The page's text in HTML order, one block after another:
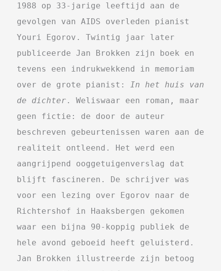
1988 op 33-jarige leeftijd aan de
gevolgen van AIDS overleden pianist
Youri Egorov. Twintig jaar later
publiceerde Jan Brokken zijn boek en
tevens een indrukwekkend in memoriam
over de grote pianist:
In het huis van
de dichter. Weliswaar een roman, maar
geen fictie: de door de auteur
beschreven gebeurtenissen waren aan de
realiteit ontleend. Het werd een
aangrijpend ooggetuigenverslag dat
blijft fascineren. De schrijver was
voor een lezing over Egorov naar de
Richtershof in Haaksbergen gekomen
waar een bijna 90-koppig publiek de
hele avond geboeid heeft geluisterd.
Jan Brokken illustreerde zijn betoog